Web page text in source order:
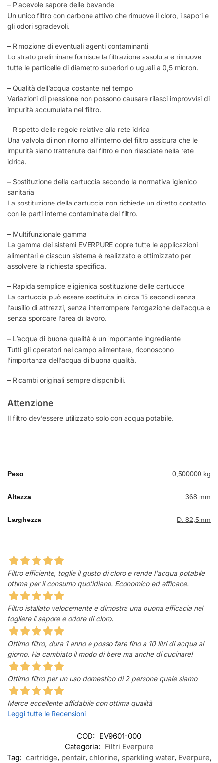
– Piacevole sapore delle bevande
Un unico filtro con carbone attivo che rimuove il cloro, i sapori e
gli odori sgradevoli.
– Rimozione di eventuali agenti contaminanti
Lo strato preliminare fornisce la filtrazione assoluta e rimuove
tutte le particelle di diametro superiori o uguali a 0,5 micron.
– Qualità dell’acqua costante nel tempo
Variazioni di pressione non possono causare rilasci improvvisi di
impurità accumulata nel filtro.
– Rispetto delle regole relative alla rete idrica
Una valvola di non ritorno all’interno del filtro assicura che le
impurità siano trattenute dal filtro e non rilasciate nella rete
idrica.
– Sostituzione della cartuccia secondo la normativa igienico
sanitaria
La sostituzione della cartuccia non richiede un diretto contatto
con le parti interne contaminate del filtro.
– Multifunzionale gamma
La gamma dei sistemi EVERPURE copre tutte le applicazioni
alimentari e ciascun sistema è realizzato e ottimizzato per
assolvere la richiesta specifica.
– Rapida semplice e igienica sostituzione delle cartucce
La cartuccia può essere sostituita in circa 15 secondi senza
l’ausilio di attrezzi, senza interrompere l’erogazione dell’acqua e
senza sporcare l’area di lavoro.
– L’acqua di buona qualità è un importante ingrediente
Tutti gli operatori nel campo alimentare, riconoscono
l’importanza dell’acqua di buona qualità.
– Ricambi originali sempre disponibili.
Attenzione
Il filtro dev’essere utilizzato solo con acqua potabile.
Peso 0,500000 kg
Altezza 368 mm
Larghezza D. 82,5mm
Filtro efficiente, toglie il gusto di cloro e rende l'acqua potabile
ottima per il consumo quotidiano. Economico ed efficace.
Filtro istallato velocemente e dimostra una buona efficacia nel
togliere il sapore e odore di cloro.
Ottimo filtro, dura 1 anno e posso fare fino a 10 litri di acqua al
giorno. Ha cambiato il modo di bere ma anche di cucinare!
Ottimo filtro per un uso domestico di 2 persone quale siamo
Merce eccellente affidabile con ottima qualità
Leggi tutte le Recensioni
COD: EV9601-000
Categoria: Filtri Everpure
Tag: cartridge, pentair, chlorine, sparkling water, Everpure,